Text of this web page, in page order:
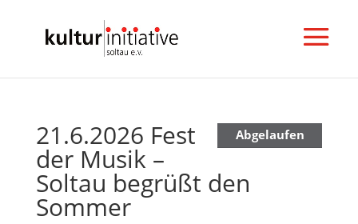
Abgelaufen
21.6.2026 Fest
der Musik –
Soltau begrüßt den
Sommer